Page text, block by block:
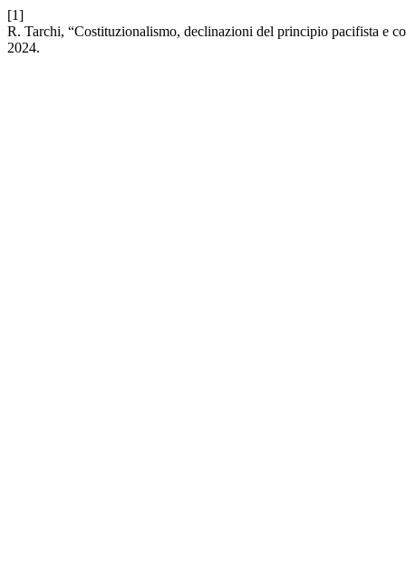
[1]
R. Tarchi, “Costituzionalismo, declinazioni del principio pacifista e
2024.